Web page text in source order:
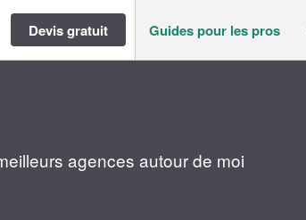
Devis gratuit Guides pour les pros
agences autour de moi